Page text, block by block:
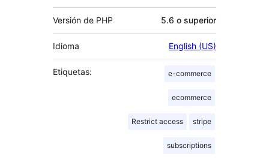
Versión de PHP 5.6 o superior
Idioma English (US)
Etiquetas: e-commerce
ecommerce
Restrict access stripe
subscriptions